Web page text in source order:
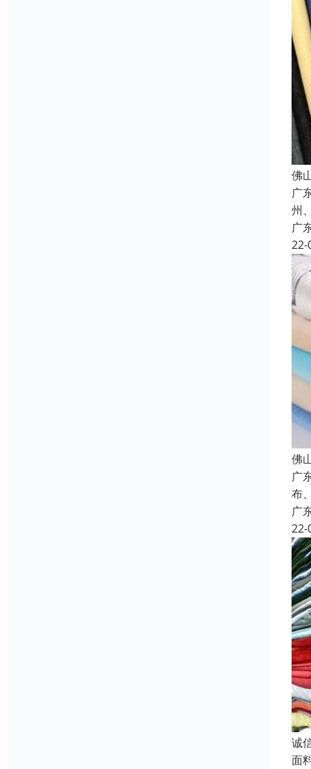
佛
广
州
广
22-
佛
广
布
广
22-
诚
面